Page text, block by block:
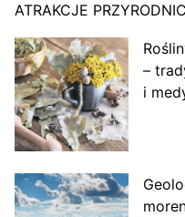
ATRAKCJE
–
i